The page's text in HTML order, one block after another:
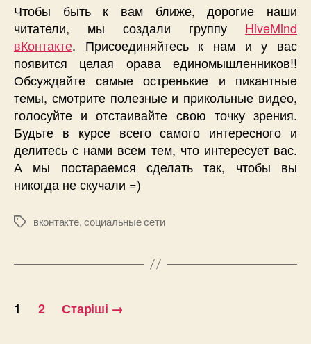
Чтобы быть к вам ближе, дорогие наши
читатели, мы создали группу HiveMind
вКонтакте. Присоединяйтесь к нам и у вас
появится целая орава единомышленников!!
Обсуждайте самые остренькие и пикантные
темы, смотрите полезные и прикольные видео,
голосуйте и отстаивайте свою точку зрения.
Будьте в курсе всего самого интересного и
делитесь с нами всем тем, что интересует вас.
А мы постараемся сделать так, чтобы вы
никогда не скучали =)
Позначкивконтакте,социальные сети
Пагінація
1 2 Старіші →